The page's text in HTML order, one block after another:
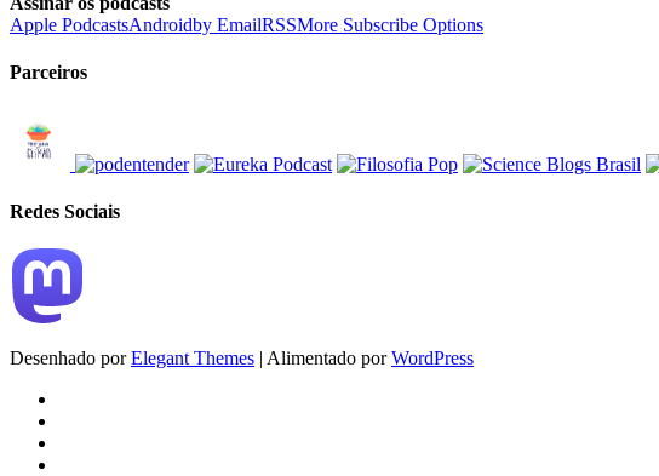
Apple PodcastsAndroidby EmailRSSMore Subscribe Options
Parceiros
Redes Sociais
Desenhado porElegant Themes | Alimentado porWordPress